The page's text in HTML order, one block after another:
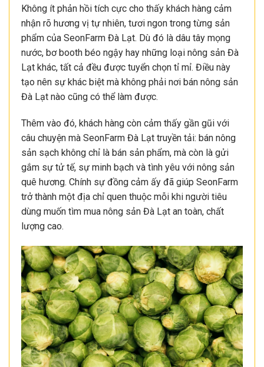
Không ít phản hồi tích cực cho thấy khách hàng cảm
nhận rõ hương vị tự nhiên, tươi ngon trong từng sản
phẩm của SeonFarm Đà Lạt. Dù đó là dâu tây mọng
nước, bơ booth béo ngậy hay những loại nông sản Đà
Lạt khác, tất cả đều được tuyển chọn tỉ mỉ. Điều này
tạo nên sự khác biệt mà không phải nơi bán nông sản
Đà Lạt nào cũng có thể làm được.
Thêm vào đó, khách hàng còn cảm thấy gần gũi với
câu chuyện mà SeonFarm Đà Lạt truyền tải: bán nông
sản sạch không chỉ là bán sản phẩm, mà còn là gửi
gắm sự tử tế, sự minh bạch và tình yêu với nông sản
quê hương. Chính sự đồng cảm ấy đã giúp SeonFarm
trở thành một địa chỉ quen thuộc mỗi khi người tiêu
dùng muốn tìm mua nông sản Đà Lạt an toàn, chất
lượng cao.